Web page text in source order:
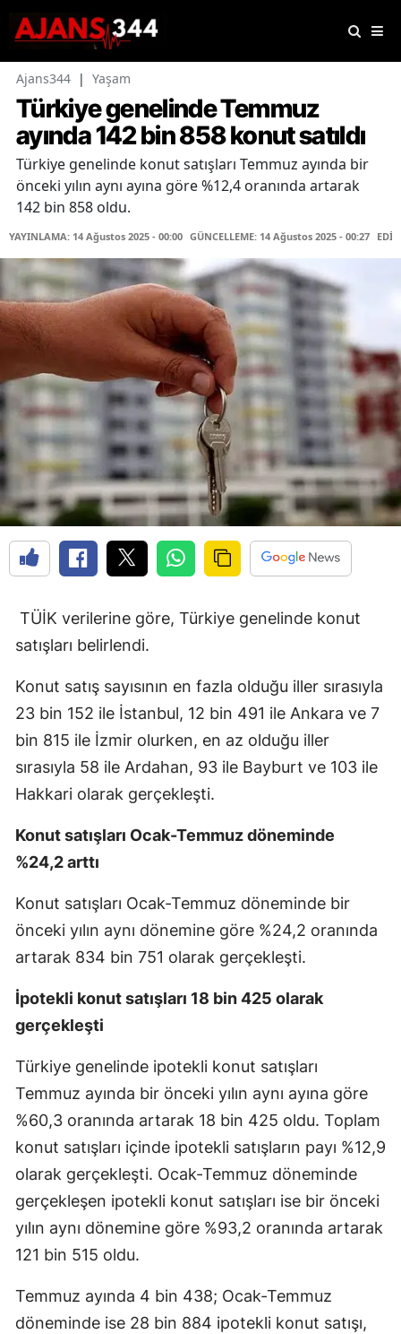
Ajans344 | Yaşam
Türkiye genelinde Temmuz
ayında 142 bin 858 konut satıldı
Türkiye genelinde konut satışları Temmuz ayında bir
önceki yılın aynı ayına göre %12,4 oranında artarak
142 bin 858 oldu.
YAYINLAMA: 14 Ağustos 2025 - 00:00 GÜNCELLEME: 14 Ağustos 2025 - 00:27
TÜİK verilerine göre, Türkiye genelinde konut
satışları belirlendi.
Konut satış sayısının en fazla olduğu iller sırasıyla
23 bin 152 ile İstanbul, 12 bin 491 ile Ankara ve 7
bin 815 ile İzmir olurken, en az olduğu iller
sırasıyla 58 ile Ardahan, 93 ile Bayburt ve 103 ile
Hakkari olarak gerçekleşti.
Konut satışları Ocak-Temmuz döneminde
%24,2 arttı
Konut satışları Ocak-Temmuz döneminde bir
önceki yılın aynı dönemine göre %24,2 oranında
artarak 834 bin 751 olarak gerçekleşti.
İpotekli konut satışları 18 bin 425 olarak
gerçekleşti
Türkiye genelinde ipotekli konut satışları
Temmuz ayında bir önceki yılın aynı ayına göre
%60,3 oranında artarak 18 bin 425 oldu. Toplam
konut satışları içinde ipotekli satışların payı %12,9
olarak gerçekleşti. Ocak-Temmuz döneminde
gerçekleşen ipotekli konut satışları ise bir önceki
yılın aynı dönemine göre %93,2 oranında artarak
121 bin 515 oldu.
Temmuz ayında 4 bin 438; Ocak-Temmuz
döneminde ise 28 bin 884 ipotekli konut satışı,